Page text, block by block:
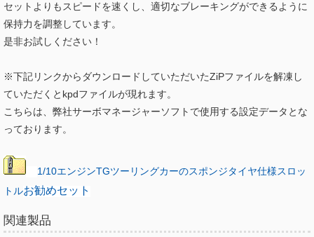
セットよりもスピードを速くし、適切なブレーキングができるように
保持力を調整しています。
是非お試しください！
※下記リンクからダウンロードしていただいたZiPファイルを解凍し
ていただくとkpdファイルが現れます。
こちらは、弊社サーボマネージャーソフトで使用する設定データとな
っております。
1/10エンジンTGツーリングカーのスポンジタイヤ仕様スロッ
トルお勧めセット
関連製品